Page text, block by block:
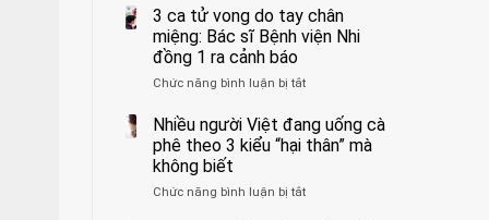
hoàn
vì
bỏ
cảm
này
suốt
bác
đàn
ông
vì…
quá
mạnh
vệ
3 ca tử vong do tay chân
miệng: Bác sĩ Bệnh viện Nhi
đồng 1 ra cảnh báo
Chức năng bình luận bị tắtở
ca
tử
tay
Nhiều người Việt đang uống cà
phê theo 3 kiểu “hại thân” mà
không biết
Chức năng bình luận bị tắtở